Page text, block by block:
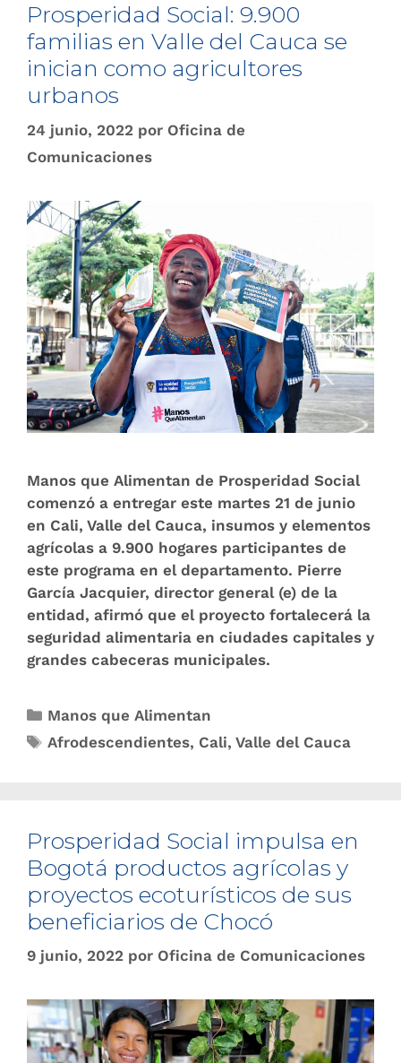
Prosperidad Social: 9.900
familias en Valle del Cauca se
inician como agricultores
urbanos
24 junio, 2022 por Oficina de
Comunicaciones
Manos que Alimentan de Prosperidad Social
comenzó a entregar este martes 21 de junio
en Cali, Valle del Cauca, insumos y elementos
agrícolas a 9.900 hogares participantes de
este programa en el departamento. Pierre
García Jacquier, director general (e) de la
entidad, afirmó que el proyecto fortalecerá la
seguridad alimentaria en ciudades capitales y
grandes cabeceras municipales.
Manos que Alimentan
Afrodescendientes, Cali,Valle del Cauca
Prosperidad Social impulsa en
Bogotá productos agrícolas y
proyectos ecoturísticos de sus
beneficiarios de Chocó
9 junio, 2022 por Oficina de Comunicaciones